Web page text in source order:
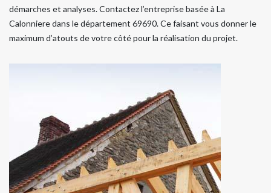
démarches et analyses. Contactez l’entreprise basée à La
Calonniere dans le département 69690. Ce faisant vous donner le
maximum d’atouts de votre côté pour la réalisation du projet.